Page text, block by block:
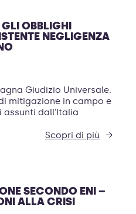
GLI OBBLIGHI
NEGLIGENZA
Giudizio Universale.
mitigazione in campo e
assunti dall'Italia
Scopri di più
SECONDO ENI –
ALLA CRISI